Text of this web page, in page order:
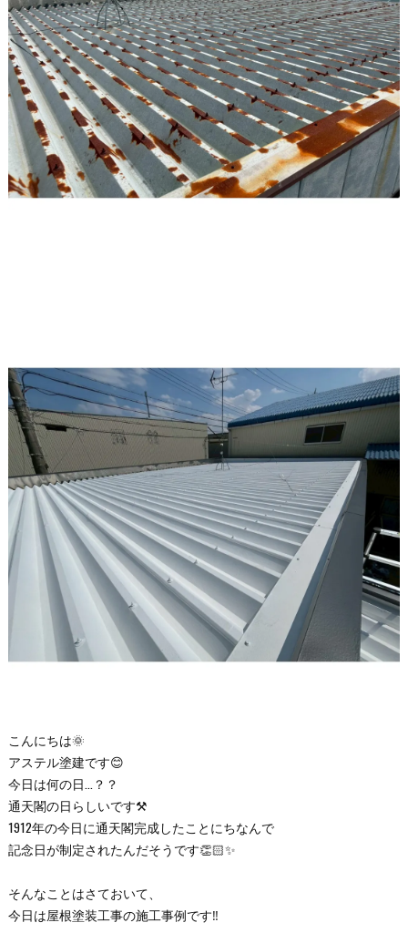
こんにちは🌞
アステル塗建です😊
今日は何の日…？？
通天閣の日らしいです⚒️
1912年の今日に通天閣完成したことにちなんで
記念日が制定されたんだそうです👏🏻✨
そんなことはさておいて、
今日は屋根塗装工事の施工事例です‼